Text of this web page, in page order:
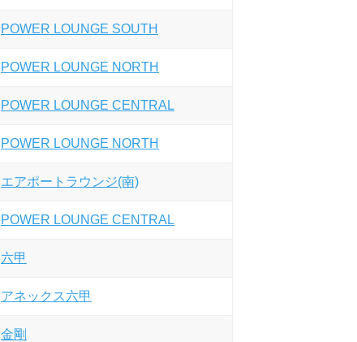
POWER LOUNGE SOUTH
POWER LOUNGE NORTH
POWER LOUNGE CENTRAL
POWER LOUNGE NORTH
エアポートラウンジ(南)
POWER LOUNGE CENTRAL
六甲
アネックス六甲
金剛